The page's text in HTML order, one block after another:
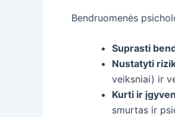
Bendruomenės
Suprasti
Nustatyti
veiksniai) ir
Kurti ir
smurtas ir